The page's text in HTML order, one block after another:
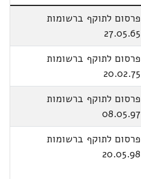
פרסום לתוקף ברשומות
27.05.65
פרסום לתוקף ברשומות
20.02.75
פרסום לתוקף ברשומות
08.05.97
פרסום לתוקף ברשומות
20.05.98